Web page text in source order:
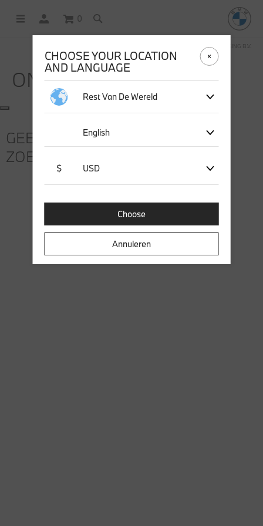
0
DEZE WEBSHOP WORDT BEHEERD DOOR STICHD SPORTMERCHANDISING B.V.
ONTDEK
GEEN OVEREENKOMSTIGE
ZOEKRESULTATEN GEVONDEN
CHOOSE YOUR LOCATION
AND LANGUAGE
Rest Van De Wereld
English
$ USD
Choose
Annuleren